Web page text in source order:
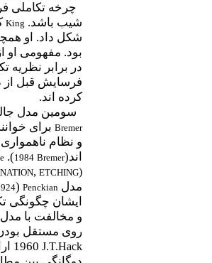
چرخه تکاملی
شیب باشد. King
شکل داد. او
بود. مفهومی او
در برابر
فرسایش قبل از
کرده اند.
سومین مدل
Bremer برای
و نظام
اند(Bremer
1984
).
(
ETCHING
,
مدل Penckian
(
ایشان چگونگی
و مخالفت با
روی مستقل بودن
J.T.Hack
1960